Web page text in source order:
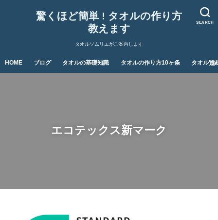
SEARCH
驚くほど簡単 ! タオルの作り方
教えます
タオルソムリエがご案内します
HOME ブログ タオルの基礎知識 タオルの作り方10ヶ条 タオル貿
エコテックス新マーク